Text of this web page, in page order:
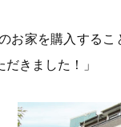
お家を購入する
きました！」